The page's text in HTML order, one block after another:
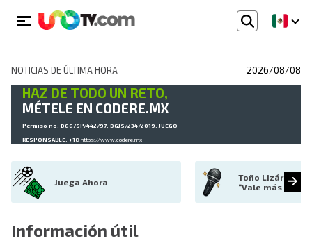
NOTICIAS DE ÚLTIMA HORA 2026/08/08
HAZ DE TODO UN RETO,
MÉTELE EN CODERE.MX
Permiso no. DGG/SP/442/97, DGJS/234/2019. JUEGO
RESPONSABLE. +18 https://www.codere.mx
Juega Ahora
Toño Lizárraga
“Vale más que
Información útil